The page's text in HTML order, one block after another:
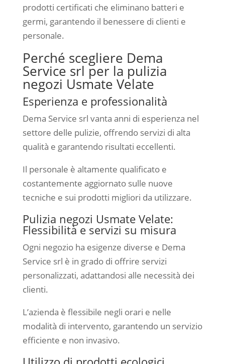
prodotti certificati che eliminano batteri e
germi, garantendo il benessere di clienti e
personale.
Perché scegliere Dema
Service srl per la pulizia
negozi Usmate Velate
Esperienza e professionalità
Dema Service srl vanta anni di esperienza nel
settore delle pulizie, offrendo servizi di alta
qualità e garantendo risultati eccellenti.
Il personale è altamente qualificato e
costantemente aggiornato sulle nuove
tecniche e sui prodotti migliori da utilizzare.
Pulizia negozi Usmate Velate:
Flessibilità e servizi su misura
Ogni negozio ha esigenze diverse e Dema
Service srl è in grado di offrire servizi
personalizzati, adattandosi alle necessità dei
clienti.
L’azienda è flessibile negli orari e nelle
modalità di intervento, garantendo un servizio
efficiente e non invasivo.